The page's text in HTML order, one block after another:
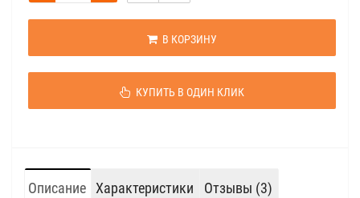
В КОРЗИНУ
КУПИТЬ В ОДИН КЛИК
Описание Характеристики Отзывы (3)